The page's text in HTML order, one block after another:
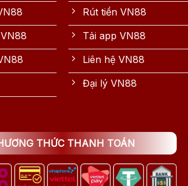
Rút tiền VN88
Tải app VN88
Liên hệ VN88
Đại lý VN88
THỨC THANH TOÁN